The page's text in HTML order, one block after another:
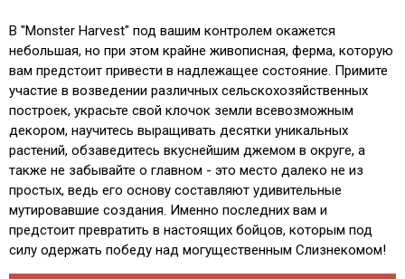
В "Monster Harvest" под вашим контролем окажется
небольшая, но при этом крайне живописная, ферма, которую
вам предстоит привести в надлежащее состояние. Примите
участие в возведении различных сельскохозяйственных
построек, украсьте свой клочок земли всевозможным
декором, научитесь выращивать десятки уникальных
растений, обзаведитесь вкуснейшим джемом в округе, а
также не забывайте о главном - это место далеко не из
простых, ведь его основу составляют удивительные
мутировавшие создания. Именно последних вам и
предстоит превратить в настоящих бойцов, которым под
силу одержать победу над могущественным Слизнекомом!